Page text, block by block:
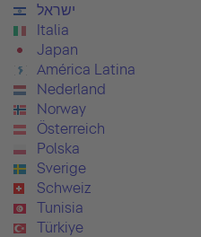
ישראל
Italia
Japan
América Latina
Nederland
Norway
Österreich
Polska
Sverige
Schweiz
Tunisia
Türkiye